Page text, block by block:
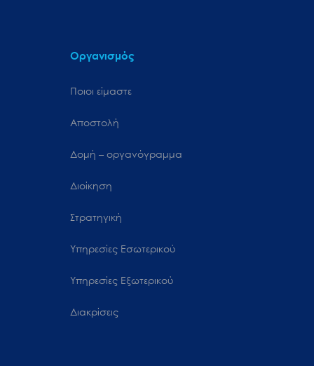
Οργανισμός
Ποιοι είμαστε
Αποστολή
Δομή – οργανόγραμμα
Διοίκηση
Στρατηγική
Υπηρεσίες Εσωτερικού
Υπηρεσίες Εξωτερικού
Διακρίσεις